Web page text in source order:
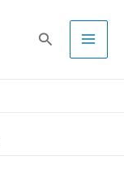
Pesquisa